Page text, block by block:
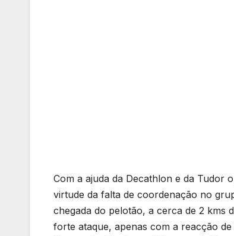
Com a ajuda da Decathlon e da Tudor
virtude da falta de coordenação no
chegada do pelotão, a cerca de 2 kms
forte ataque, apenas com a reacção